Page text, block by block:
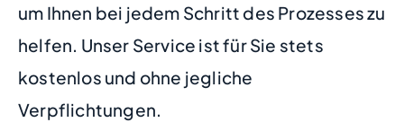
um Ihnen bei jedem Schritt des Prozesses zu
helfen. Unser Service ist für Sie stets
kostenlos und ohne jegliche
Verpflichtungen.